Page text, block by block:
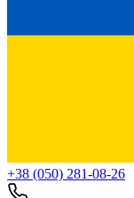
+38 (050) 281-08-26